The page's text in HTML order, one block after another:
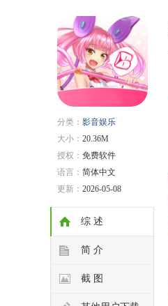
分类： 影音娱乐
大小： 20.36M
授权： 免费软件
语言： 简体中文
更新： 2026-05-08
综 述
简 介
截 图